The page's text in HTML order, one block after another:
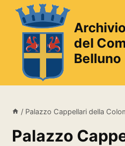
Salta
contenuto
del
Belluno
/ Palazzo Cappellari della
Palazzo